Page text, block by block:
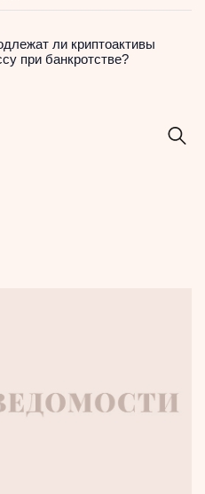
ли криптоактивы
при банкротстве?